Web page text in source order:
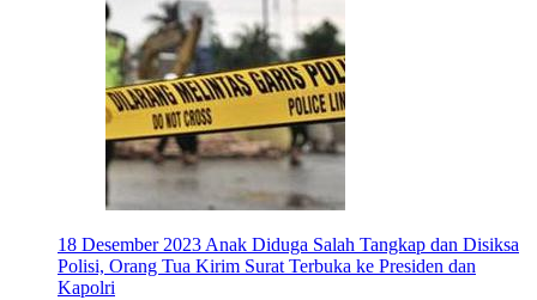
18 Desember 2023 Anak Diduga Salah Tangkap dan Disiksa
Polisi, Orang Tua Kirim Surat Terbuka ke Presiden dan
Kapolri